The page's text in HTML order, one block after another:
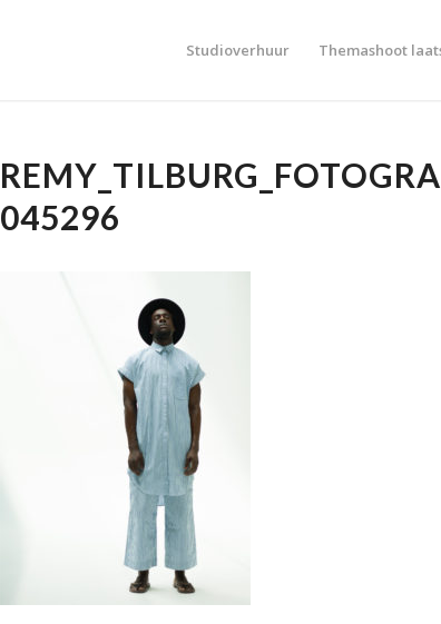
Studioverhuur Themashoot
045296